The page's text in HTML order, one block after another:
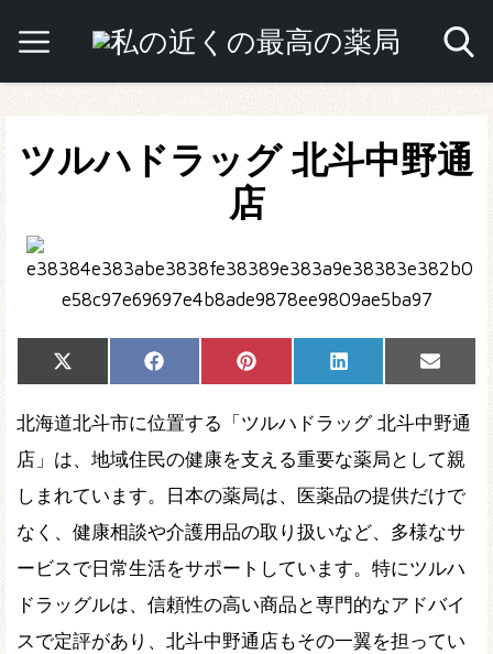
ツルハドラッグ 北斗中野通
店
Share
on
X
(Twitter)
Share
on
Facebook Share
on
Pinterest Share
on
LinkedIn
Share
on
Email
北海道北斗市に位置する「ツルハドラッグ 北斗中野通
店」は、地域住民の健康を支える重要な薬局として親
しまれています。日本の薬局は、医薬品の提供だけで
なく、健康相談や介護用品の取り扱いなど、多様なサ
ービスで日常生活をサポートしています。特にツルハ
ドラッグルは、信頼性の高い商品と専門的なアドバイ
スで定評があり、北斗中野通店もその一翼を担ってい